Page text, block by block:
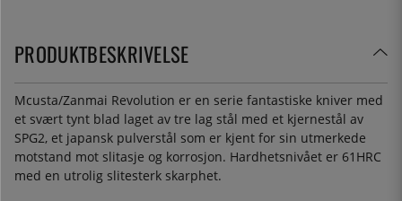
PRODUKTBESKRIVELSE
Mcusta/Zanmai Revolution er en serie fantastiske kniver med
et svært tynt blad laget av tre lag stål med et kjernestål av
SPG2, et japansk pulverstål som er kjent for sin utmerkede
motstand mot slitasje og korrosjon. Hardhetsnivået er 61HRC
med en utrolig slitesterk skarphet.